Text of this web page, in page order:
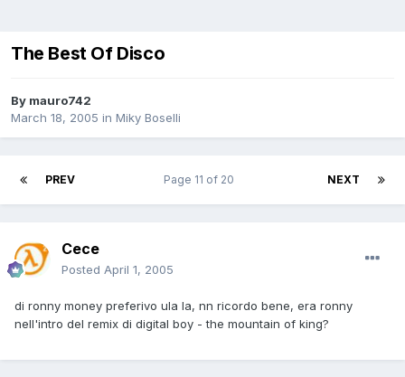
The Best Of Disco
By mauro742
March 18, 2005 in Miky Boselli
PREV NEXT
Page 11 of 20
Cece
Posted April 1, 2005
di ronny money preferivo ula la, nn ricordo bene, era ronny
nell'intro del remix di digital boy - the mountain of king?